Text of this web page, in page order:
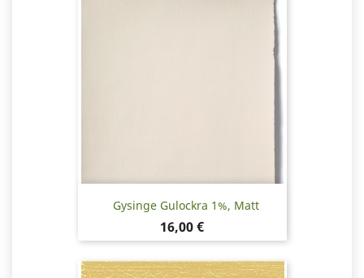
Gysinge Gulockra 1%, Matt
Pris
16,00 €